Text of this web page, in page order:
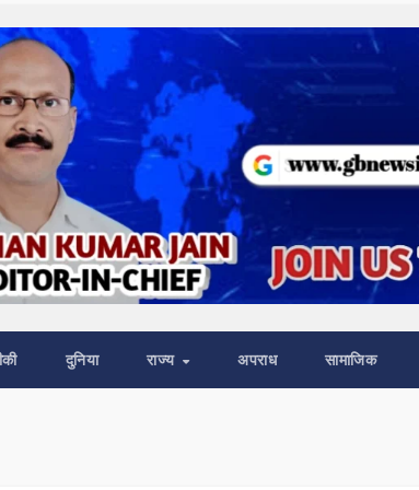
दुनिया राज्य अपराध सामाजिक